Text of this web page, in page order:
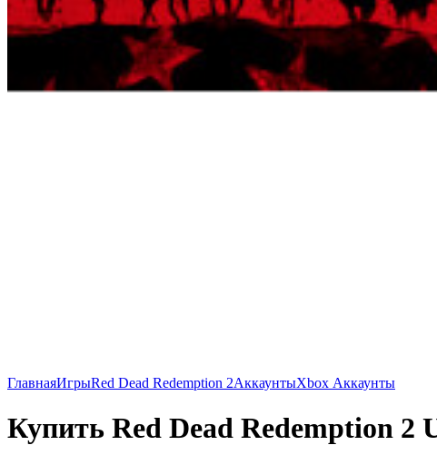
ГлавнаяИгрыRed Dead Redemption 2АккаунтыXbox Аккаунты
Купить Red Dead Redemption